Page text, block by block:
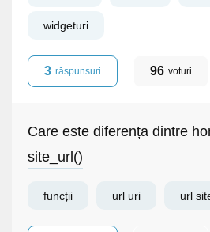
widgeturi
3 răspunsuri 96 voturi
Care este diferența dintre
site_url()
funcții url uri url